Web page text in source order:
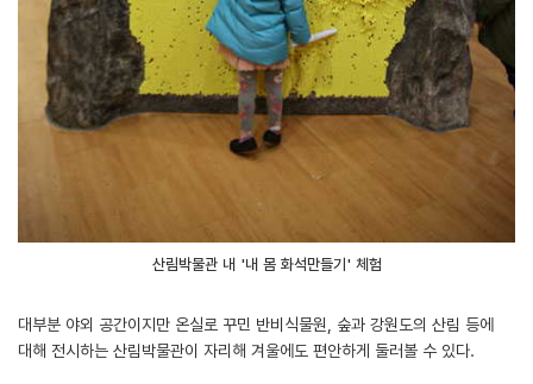
산림박물관 내 '내 몸 화석만들기' 체험
대부분 야외 공간이지만 온실로 꾸민 반비식물원, 숲과 강원도의 산림 등에
대해 전시하는 산림박물관이 자리해 겨울에도 편안하게 둘러볼 수 있다.